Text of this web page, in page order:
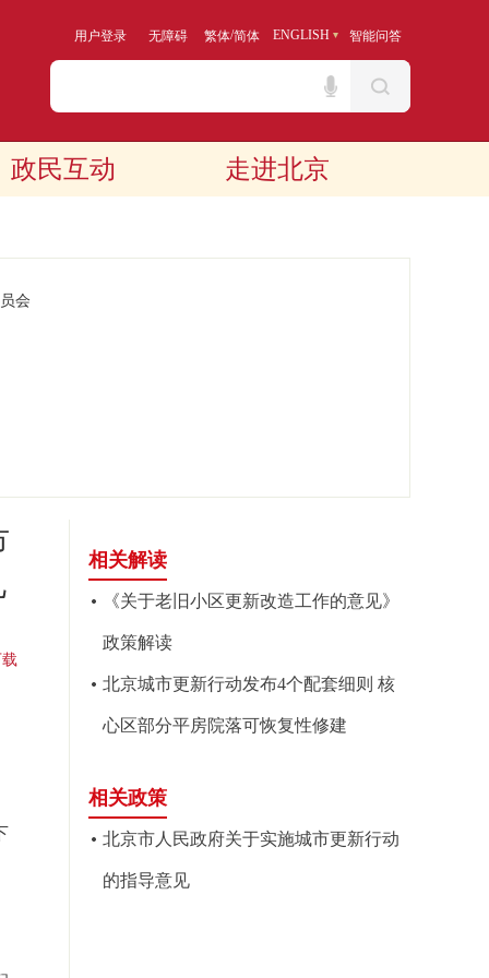
用户登录 无障碍 繁体/简体 ENGLISH 智能问答
政民互动 走进北京
会
相关解读
《关于老旧小区更新改造工作的意见》
政策解读
北京城市更新行动发布4个配套细则 核
心区部分平房院落可恢复性修建
相关政策
北京市人民政府关于实施城市更新行动
的指导意见